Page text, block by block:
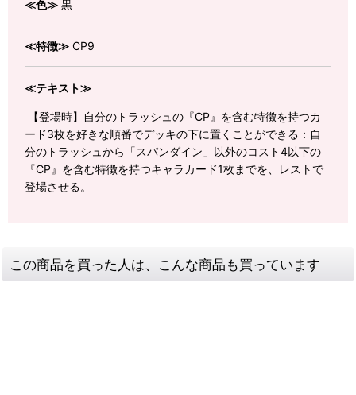
≪色≫ 黒
≪特徴≫ CP9
≪テキスト≫
【登場時】自分のトラッシュの『CP』を含む特徴を持つカ
ード3枚を好きな順番でデッキの下に置くことができる：自
分のトラッシュから「スパンダイン」以外のコスト4以下の
『CP』を含む特徴を持つキャラカード1枚までを、レストで
登場させる。
この商品を買った人は、こんな商品も買っています